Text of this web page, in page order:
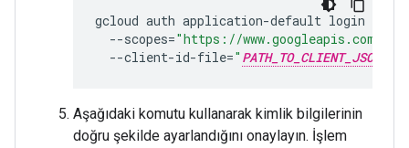
gcloud auth application-default login
--scopes="https://www.googleapis.com/
--client-id-file=" PATH_TO_CLIENT_JSON
Aşağıdaki komutu kullanarak kimlik bilgilerinin
doğru şekilde ayarlandığını onaylayın. İşlem